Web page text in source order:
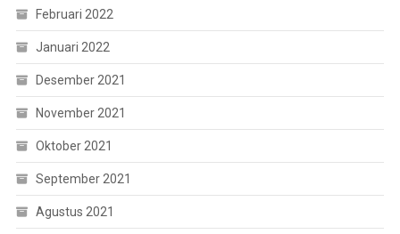
Februari 2022
Januari 2022
Desember 2021
November 2021
Oktober 2021
September 2021
Agustus 2021